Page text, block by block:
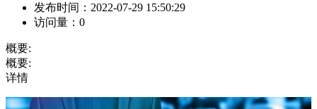
发布时间： 2022-07-29 15:50:29
访问量： 0
概要:
概要:
详情